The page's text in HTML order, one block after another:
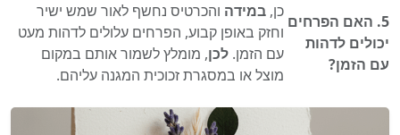
5. האם הפרחים
יכולים לדהות
עם הזמן?
כן, במידהוהכרטיס נחשף לאור שמש ישיר
וחזק באופן קבוע, הפרחים עלולים לדהות מעט
עם הזמן. לכן, מומלץ לשמור אותם במקום
מוצל או במסגרת זכוכית המגנה עליהם.